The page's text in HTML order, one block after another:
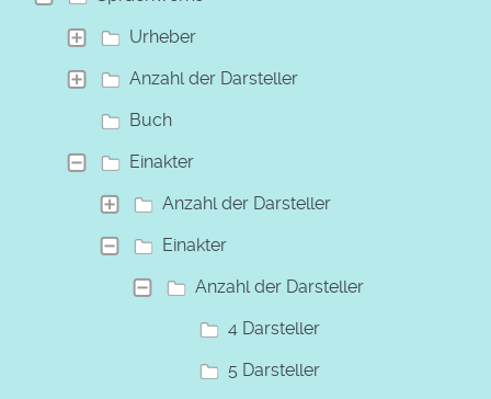
Urheber
Anzahl der Darsteller
Buch
Einakter
Anzahl der Darsteller
Einakter
Anzahl der Darsteller
4 Darsteller
5 Darsteller